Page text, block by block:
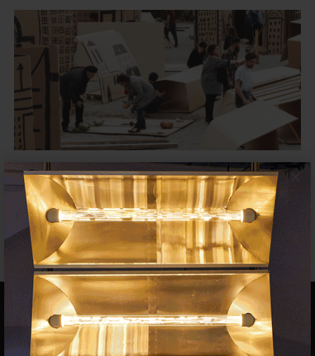
×
La BIENALSUR contará con la
participación de Jordi Colomer,
Joan Fontcuberta,...
NOTICIAS 27 JULIO 2023
EQUIPO